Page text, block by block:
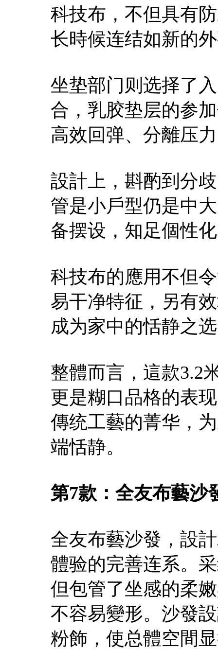
科技布，不但具有
长時候连结如新的
坐垫部门则选择了
合，乳胶垫层的参
高效回弹、分離压
設計上，斟酌到分
管是小戶型仍是中
备摆设，知足個性
科技布的應用不但
易干净特征，另有
成为家中的恬静之
整體而言，這款3.2
更是糊口品格的表
傳统工藝的菁华，
端恬静。
第7款：全友布藝沙
全友布藝沙發，設
體验的完善连系。
但包管了坐感的柔
不容易變形。沙發
粉飾，使总體空間